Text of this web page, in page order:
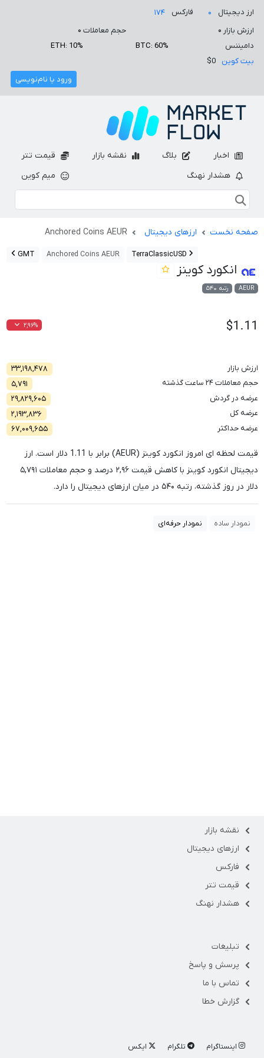
ارز دیجیتال ۰ فارکس
۱۷۴
ارزش بازار ۰ حجم معاملات ۰
دامیننس
BTC: 60%
ETH: 10%
بیت کوین
$0
ورود یا نام‌نویسی
اخبار بلاگ نقشه بازار
قیمت تتر
هشدار نهنگ
میم کوین
صفحه نخست ارزهای دیجیتال Anchored Coins AEUR
Anchored Coins AEUR
GMT
انکورد کوینز
AEUR رتبه ۵۴۰
$1.11 ۲,۹۶%
ارزش بازار
۳۳,۱۹۸,۴۷۸
حجم معاملات ۲۴ ساعت گذشته
۵,۷۹۱
عرضه در گردش
۲۹,۸۲۹,۶۰۵
عرضه کل
۲,۱۹۳,۸۳۶
عرضه حداکثر
۶۷,۰۰۹,۶۵۵
قیمت لحظه ای امروز انکورد کوینز (AEUR) برابر با 1.11 دلار است. ارز
دیجیتال انکورد کوینز با کاهش قیمت۲,۹۶ درصد و حجم معاملات ۵,۷۹۱
دلار در روز گذشته، رتبه ۵۴۰ در میان ارزهای دیجیتال را دارد.
نمودار ساده نمودار حرفه‌ای
نقشه بازار
ارزهای دیجیتال
فارکس
قیمت تتر
هشدار نهنگ
تبلیغات
پرسش و پاسخ
تماس با ما
گزارش خطا
اینستاگرام تلگرام ایکس